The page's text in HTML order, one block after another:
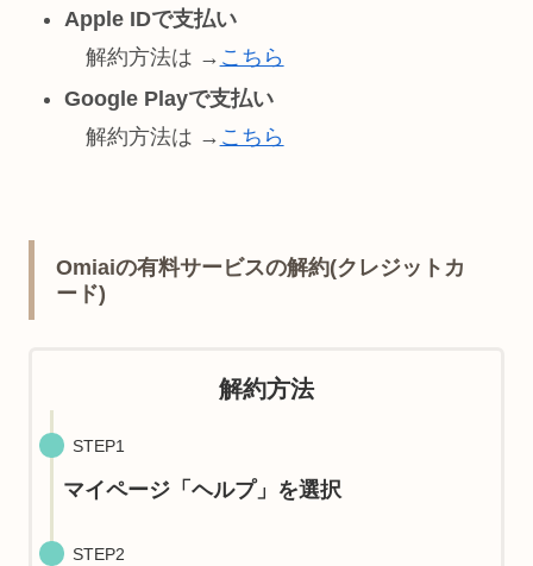
Apple IDで支払い
解約方法は → こちら
Google Playで支払い
解約方法は → こちら
Omiaiの有料サービスの解約(クレジットカ
ード)
解約方法
STEP1
マイページ「ヘルプ」を選択
STEP2